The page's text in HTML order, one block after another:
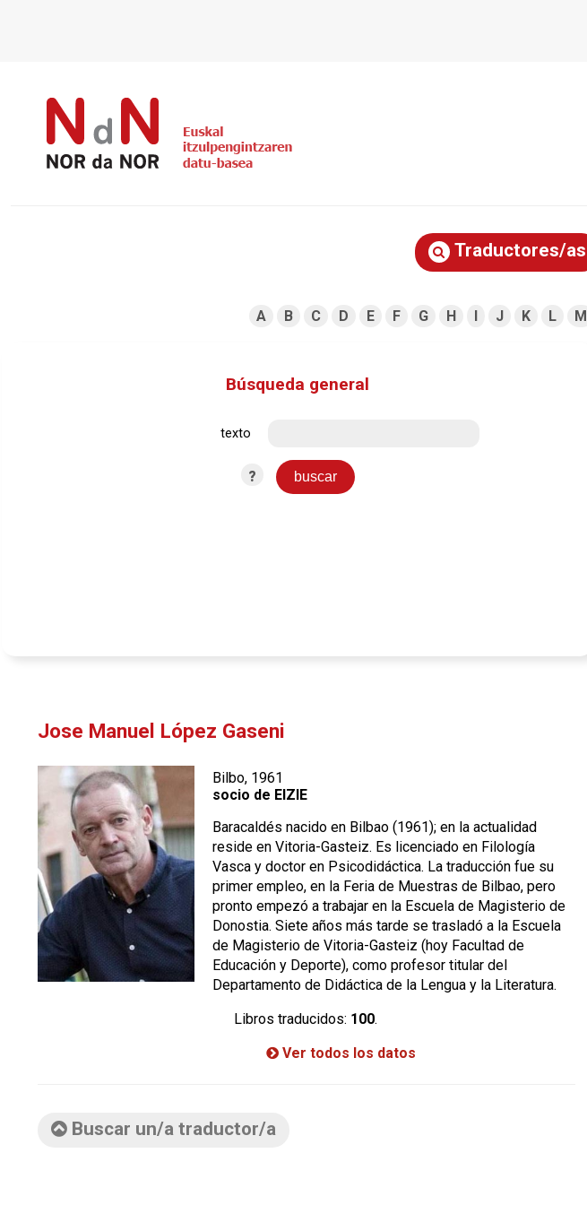
Traductores/as
A B C D E F G H I J K L M
Búsqueda general
texto
?
Jose Manuel López Gaseni
Bilbo, 1961
socio de EIZIE
Baracaldés nacido en Bilbao (1961); en la actualidad
reside en Vitoria-Gasteiz. Es licenciado en Filología
Vasca y doctor en Psicodidáctica. La traducción fue su
primer empleo, en la Feria de Muestras de Bilbao, pero
pronto empezó a trabajar en la Escuela de Magisterio de
Donostia. Siete años más tarde se trasladó a la Escuela
de Magisterio de Vitoria-Gasteiz (hoy Facultad de
Educación y Deporte), como profesor titular del
Departamento de Didáctica de la Lengua y la Literatura.
Libros traducidos: 100.
Ver todos los datos
Buscar un/a traductor/a